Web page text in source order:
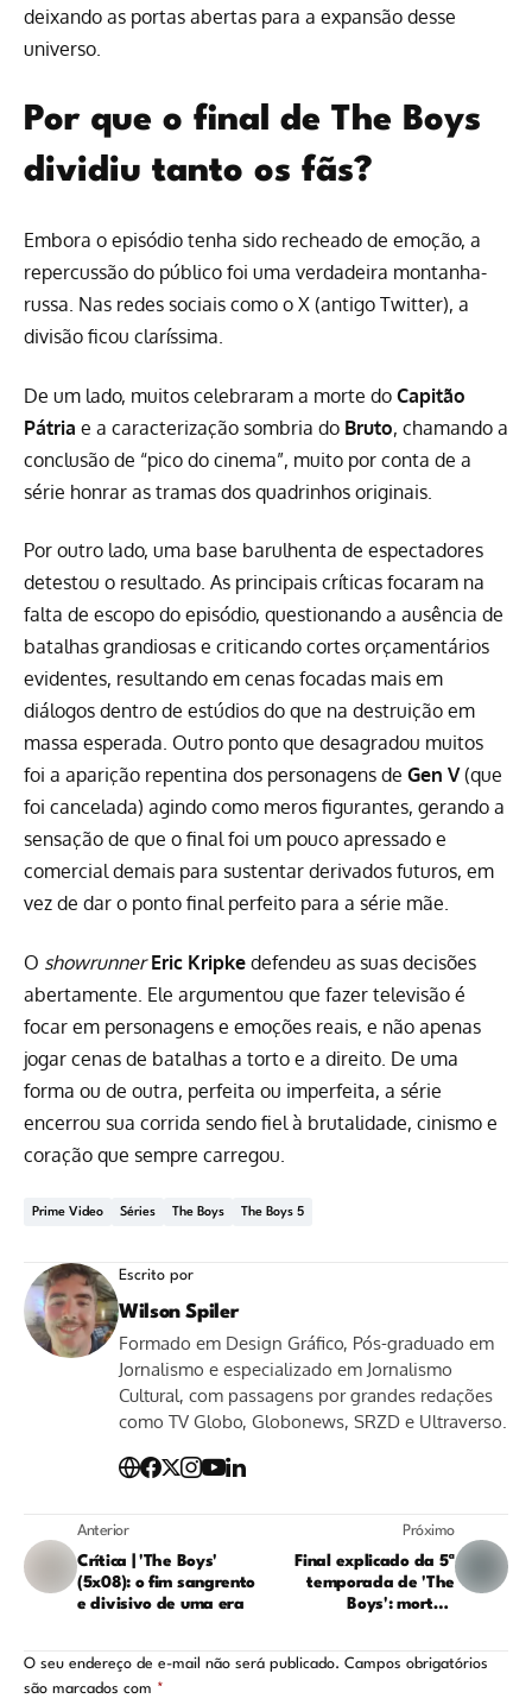
deixando as portas abertas para a expansão desse
universo.
Por que o final de The Boys
dividiu tanto os fãs?
Embora o episódio tenha sido recheado de emoção, a
repercussão do público foi uma verdadeira montanha-
russa. Nas redes sociais como o X (antigo Twitter), a
divisão ficou claríssima.
De um lado, muitos celebraram a morte do Capitão
Pátria e a caracterização sombria do Bruto, chamando a
conclusão de “pico do cinema”, muito por conta de a
série honrar as tramas dos quadrinhos originais.
Por outro lado, uma base barulhenta de espectadores
detestou o resultado. As principais críticas focaram na
falta de escopo do episódio, questionando a ausência de
batalhas grandiosas e criticando cortes orçamentários
evidentes, resultando em cenas focadas mais em
diálogos dentro de estúdios do que na destruição em
massa esperada. Outro ponto que desagradou muitos
foi a aparição repentina dos personagens de Gen V(que
foi cancelada) agindo como meros figurantes, gerando a
sensação de que o final foi um pouco apressado e
comercial demais para sustentar derivados futuros, em
vez de dar o ponto final perfeito para a série mãe.
O showrunner Eric Kripke defendeu as suas decisões
abertamente. Ele argumentou que fazer televisão é
focar em personagens e emoções reais, e não apenas
jogar cenas de batalhas a torto e a direito. De uma
forma ou de outra, perfeita ou imperfeita, a série
encerrou sua corrida sendo fiel à brutalidade, cinismo e
coração que sempre carregou.
Prime Video Séries The Boys The Boys 5
Escrito por
Wilson Spiler
Formado em Design Gráfico, Pós-graduado em
Jornalismo e especializado em Jornalismo
Cultural, com passagens por grandes redações
como TV Globo, Globonews, SRZD e Ultraverso.
Anterior
Crítica | 'The Boys'
(5x08): o fim sangrento
e divisivo de uma era
Próximo
Final explicado da 5ª
temporada de 'The
Boys': mortes,
O seu endereço de e-mail não será publicado. Campos obrigatórios
são marcados com *